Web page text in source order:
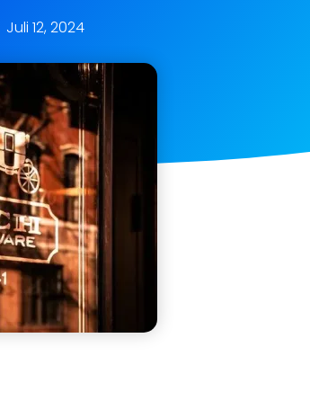
Juli 12, 2024